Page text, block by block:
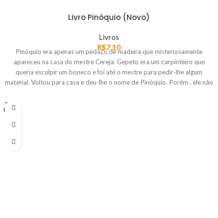
Livro Pinóquio (Novo)
Livros
R$7.10
Pinóquio era apenas um pedaço de madeira que misteriosamente
apareceu na casa do mestre Cereja. Gepeto era um carpinteiro que
queria esculpir um boneco e foi até o mestre para pedir-lhe algum
material. Voltou para casa e deu-lhe o nome de Pinóquio. Porém , ele não
pessoa. Além disso, se envolvia em diversas confusões enquanto tentava
FORA
DE EST
OQUE